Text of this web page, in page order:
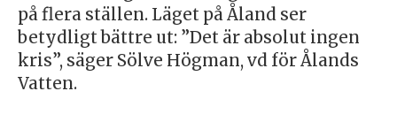
på flera ställen. Läget på Åland ser
betydligt bättre ut: ”Det är absolut ingen
kris”, säger Sölve Högman, vd för Ålands
Vatten.